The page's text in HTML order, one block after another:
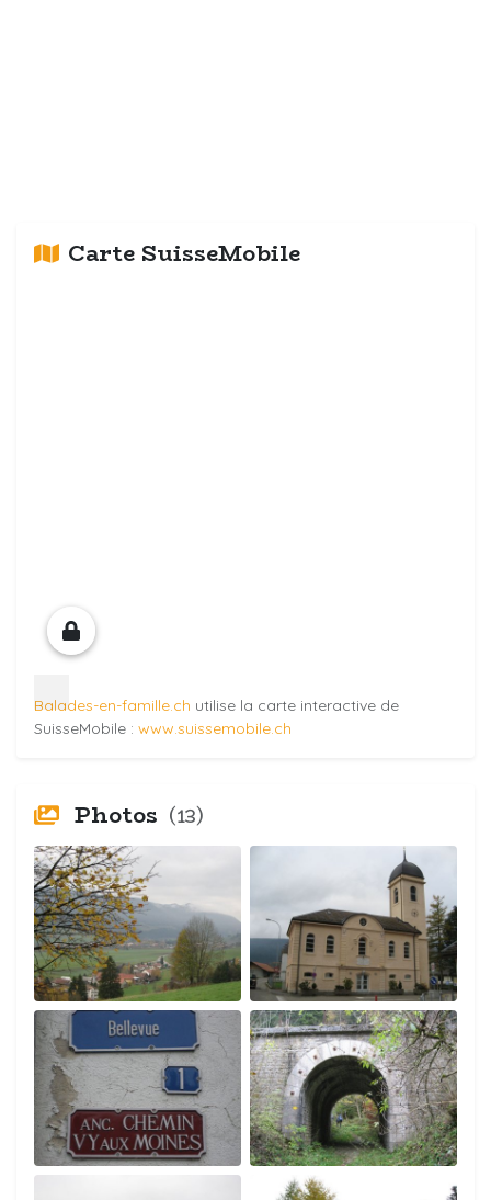
Carte SuisseMobile
Balades-en-famille.ch utilise la carte interactive de
SuisseMobile : www.suissemobile.ch
Photos (13)